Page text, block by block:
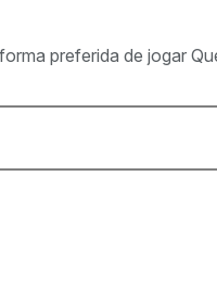
preferida de jogar